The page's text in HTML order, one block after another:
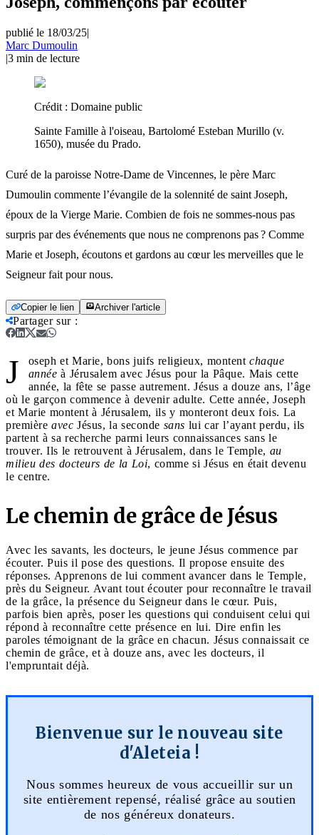
publié le 18/03/25|
Marc Dumoulin
|3 min de lecture
Crédit : Domaine public
Sainte Famille à l'oiseau, Bartolomé Esteban Murillo (v.
1650), musée du Prado.
Curé de la paroisse Notre-Dame de Vincennes, le père Marc
Dumoulin commente l’évangile de la solennité de saint Joseph,
époux de la Vierge Marie. Combien de fois ne sommes-nous pas
surpris par des événements que nous ne comprenons pas ? Comme
Marie et Joseph, écoutons et gardons au cœur les merveilles que le
Seigneur fait pour nous.
Copier le lien Archiver l'article
Partager sur:
J oseph et Marie, bons juifs religieux, montent chaque
année à Jérusalem avec Jésus pour la Pâque. Mais cette
année, la fête se passe autrement. Jésus a douze ans, l’âge
où le garçon commence à devenir adulte. Cette année, Joseph
et Marie montent à Jérusalem, ils y monteront deux fois. La
première avec Jésus, la seconde sans lui car l’ayant perdu, ils
partent à sa recherche parmi leurs connaissances sans le
trouver. Ils le retrouvent à Jérusalem, dans le Temple, au
milieu des docteurs de la Loi, comme si Jésus en était devenu
le centre.
Le chemin de grâce de Jésus
Avec les savants, les docteurs, le jeune Jésus commence par
écouter. Puis il pose des questions. Il propose ensuite des
réponses. Apprenons de lui comment avancer dans le Temple,
près du Seigneur. Avant tout écouter pour reconnaître le travail
de la grâce, la présence du Seigneur dans le cœur. Puis,
parfois bien après, poser les questions qui conduisent celui qui
répond à reconnaître cette présence en lui. Dire enfin les
paroles témoignant de la grâce en chacun. Jésus connaissait ce
chemin de grâce, et à douze ans, avec les docteurs, il
l'empruntait déjà.
Bienvenue sur le nouveau site
d'Aleteia !
Nous sommes heureux de vous accueillir sur un
site entièrement repensé, réalisé grâce au soutien
de nos généreux donateurs.